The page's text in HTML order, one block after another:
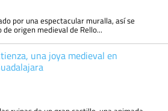
por una espectacular muralla, así se
origen medieval de Rello...
una joya medieval en